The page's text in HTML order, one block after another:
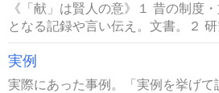
《「献」は賢人の意》１ 昔の制度
となる記録や言い伝え。文書。２
実例
実際にあった事例。「実例を挙げて